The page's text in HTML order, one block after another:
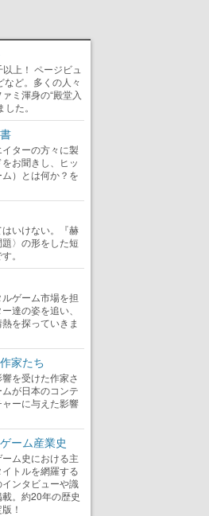
上！ ページビュ
など。多くの人々
ミ渾身の“殿堂入
た。
ターの方々に製
お聞きし、ヒッ
）とは何か？を
いけない。『赫
〉の形をした短
。
ゲーム市場を担
達の姿を追い、
を探っていきま
家たち
を受けた作家さ
が日本のコンテ
ーに与えた影響
ーム産業史
ム史における主
トルを網羅する
ンタビューや識
。約20年の歴史
！